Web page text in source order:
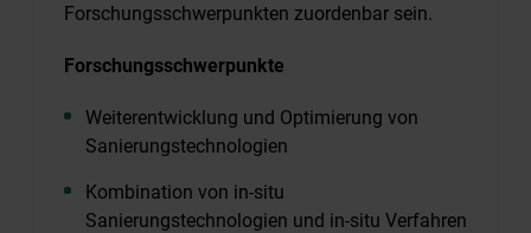
Forschungsschwerpunkten zuordenbar sein.
Forschungsschwerpunkte
Weiterentwicklung und Optimierung von
Sanierungstechnologien
Kombination von in-situ
Sanierungstechnologien und in-situ Verfahren